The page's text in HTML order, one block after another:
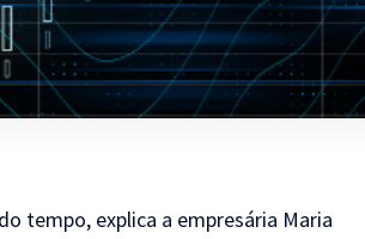
tempo, explica a empresária Maria